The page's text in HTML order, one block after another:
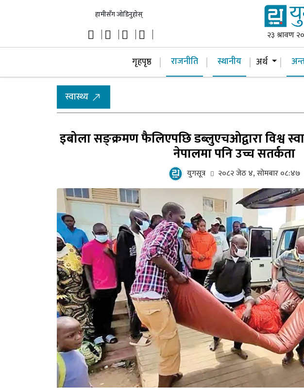
हामीसँग जोडिनुहोस्
२३ श्रावण
गृहपृष्ठ राजनीति स्थानीय अर्थ
स्वास्थ्य
इबोला सङ्क्रमण फैलिएपछि डब्लुएचओद्वारा विश्व
नेपालमा पनि उच्च सतर्कता
युगसूत्र २०८२ जेठ ४, सोमबार ०८:४७